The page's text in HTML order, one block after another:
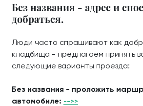
Без названия - адрес и
добраться.
Люди часто спрашивают как
кладбища - предлагаем принять
следующие варианты проезда:
Без названия - проложить
автомобиле: -->>